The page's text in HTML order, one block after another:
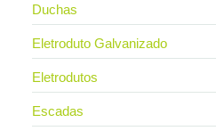
Duchas
Eletroduto Galvanizado
Eletrodutos
Escadas